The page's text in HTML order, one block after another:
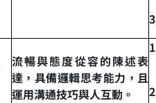
流暢與態度從容的陳述表
達，具備邏輯思考能力，且
運用溝通技巧與人互動。